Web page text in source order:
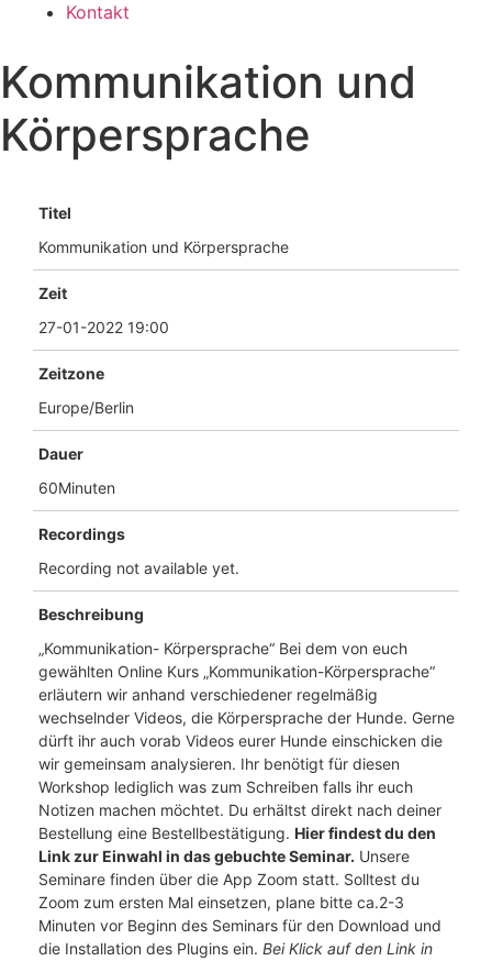
Kontakt
Kommunikation und
Körpersprache
Titel
Kommunikation und Körpersprache
Zeit
27-01-2022 19:00
Zeitzone
Europe/Berlin
Dauer
60Minuten
Recordings
Recording not available yet.
Beschreibung
„Kommunikation- Körpersprache“ Bei dem von euch
gewählten Online Kurs „Kommunikation-Körpersprache“
erläutern wir anhand verschiedener regelmäßig
wechselnder Videos, die Körpersprache der Hunde. Gerne
dürft ihr auch vorab Videos eurer Hunde einschicken die
wir gemeinsam analysieren. Ihr benötigt für diesen
Workshop lediglich was zum Schreiben falls ihr euch
Notizen machen möchtet. Du erhältst direkt nach deiner
Bestellung eine Bestellbestätigung. Hier findest du den
Link zur Einwahl in das gebuchte Seminar. Unsere
Seminare finden über die App Zoom statt. Solltest du
Zoom zum ersten Mal einsetzen, plane bitte ca.2-3
Minuten vor Beginn des Seminars für den Download und
die Installation des Plugins ein. Bei Klick auf den Link in